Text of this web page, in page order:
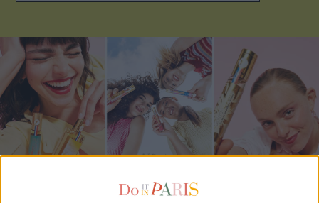
ADOPT PARFUMS IS REVOLUTIONIZING AFFORDABLE MADE-IN-FRANCE